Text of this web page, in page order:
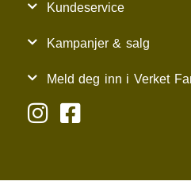
Kundeservice
Kampanjer & salg
Meld deg inn i Verket